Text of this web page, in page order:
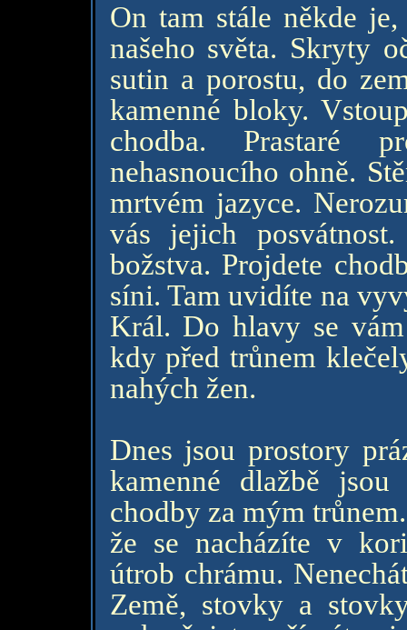
On tam stále někde
našeho světa. Skryty
sutin a porostu, do
kamenné bloky.
chodba. Prastaré
nehasnoucího ohně.
mrtvém jazyce.
vás jejich
božstva. Projdete
síni. Tam uvidíte na
Král. Do hlavy se
kdy před trůnem
nahých žen.
Dnes jsou prostory
kamenné dlažbě
chodby za mým
že se nacházíte v
útrob chrámu.
Země, stovky a